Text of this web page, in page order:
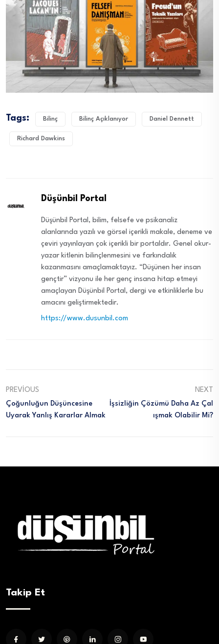
Tags: Bilinç Bilinç Açıklanıyor Daniel Dennett
Richard Dawkins
Düşünbil Portal
Düşünbil Portal, bilim, felsefe ve psikanaliz
alanlarında yazılı ve görsel içerikli makale, deneme ve
çeviri yayınlayan çok içerikli bir portaldır. Genel okur-
yazar kitlenin bilinçlenmesini ve farkındalık
kazanmasını amaçlamaktayız. “Düşünen her insan
gençtir” vizyonu ile her genç insana hitap etmeyi
amaçlayan Düşünbil Portal, dergi ve etkinliklerle bu
amacını geliştirmektedir.
https://www.dusunbil.com
PREVIOUS
Çoğunluğun Düşüncesine
Uyarak Yanlış Kararlar Almak
NEXT
İşsizliğin Çözümü Daha Az Çal
Işmak Olabilir Mi?
Takip Et